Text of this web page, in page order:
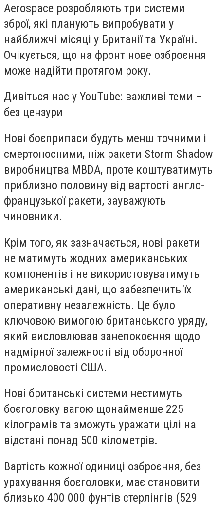
Aerospace розробляють три системи
зброї, які планують випробувати у
найближчі місяці у Британії та Україні.
Очікується, що на фронт нове озброєння
може надійти протягом року.
Дивіться нас у YouTube: важливі теми –
без цензури
Нові боєприпаси будуть менш точними і
смертоносними, ніж ракети Storm Shadow
виробництва MBDA, проте коштуватимуть
приблизно половину від вартості англо-
французької ракети, зауважують
чиновники.
Крім того, як зазначається, нові ракети
не матимуть жодних американських
компонентів і не використовуватимуть
американські дані, що забезпечить їх
оперативну незалежність. Це було
ключовою вимогою британського уряду,
який висловлював занепокоєння щодо
надмірної залежності від оборонної
промисловості США.
Нові британські системи нестимуть
боєголовку вагою щонайменше 225
кілограмів та зможуть уражати цілі на
відстані понад 500 кілометрів.
Вартість кожної одиниці озброєння, без
урахування боєголовки, має становити
близько 400 000 фунтів стерлінгів (529